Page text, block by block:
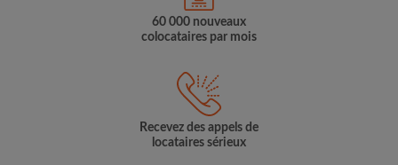
60 000 nouveaux
colocataires par mois
Recevez des appels de
locataires sérieux